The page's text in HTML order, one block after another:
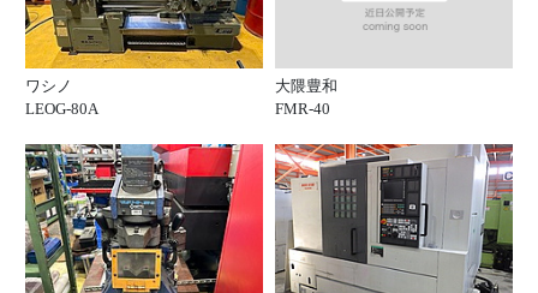
ワシノ
LEOG-80A
大隈豊和
FMR-40